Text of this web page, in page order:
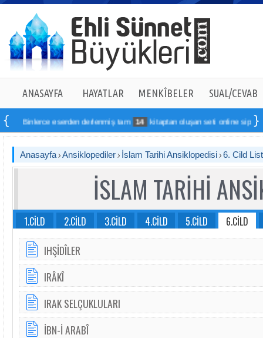
ANASAYFA HAYATLAR MENKÎBELER SUAL/CEVAB
eserden derlenmiş tam 14 kitaptan oluşan seti online sipariş
Anasayfa Ansiklopediler İslam Tarihi Ansiklopedisi 6. Cild
İSLAM TARİHİ
1.CİLD 2.CİLD 3.CİLD 4.CİLD 5.CİLD 6.CİLD
IHŞİDÎLER
IRÂKÎ
IRAK SELÇUKLULARI
İBN-İ ARABÎ